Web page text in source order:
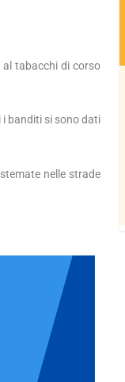
al tabacchi di corso
i banditi si sono dati
nelle strade